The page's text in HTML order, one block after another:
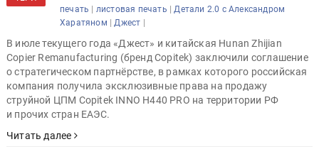
печать | листовая печать | Детали 2.0 с Александром
Харатяном | Джест |
В июле текущего года «Джест» и китайская Hunan Zhijian
Copier Remanufacturing (бренд Copitek) заключили соглашение
о стратегическом партнёрстве, в рамках которого российская
компания получила эксклюзивные права на продажу
струйной ЦПМ Copitek INNO H440 PRO на территории РФ
и прочих стран ЕАЭС.
Читать далее